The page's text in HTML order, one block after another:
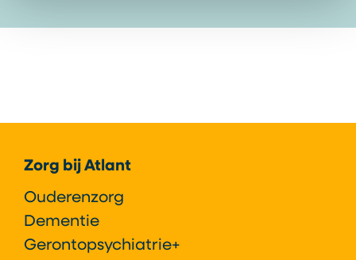
Zorg bij Atlant
Ouderenzorg
Dementie
Gerontopsychiatrie+